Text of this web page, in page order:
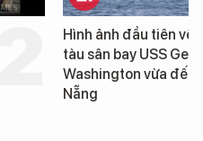
Hình ảnh đầu tiên về
tàu sân bay USS
Washington vừa đến
Nẵng